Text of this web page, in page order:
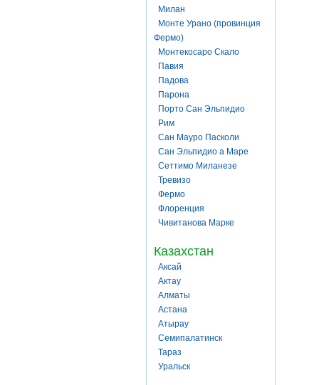
Милан
Монте Урано (провинция
Фермо)
Монтекосаро Скало
Павия
Падова
Парона
Порто Сан Эльпидио
Рим
Сан Мауро Пасколи
Сан Эльпидио а Маре
Сеттимо Миланезе
Тревизо
Фермо
Флоренция
Чивитанова Марке
Казахстан
Аксай
Актау
Алматы
Астана
Атырау
Семипалатинск
Тараз
Уральск